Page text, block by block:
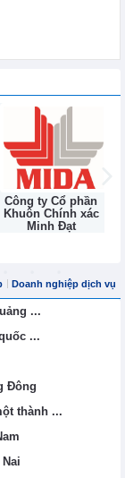
Công ty Cổ phần
Khuôn Chính xác
Minh Đạt
Doanh nghiệp dịch vụ
...
...
Đông
thành ...